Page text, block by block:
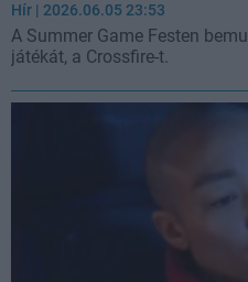
Hír | 2026.06.05 23:53
A Summer Game Festen
játékát, a Crossfire-t.